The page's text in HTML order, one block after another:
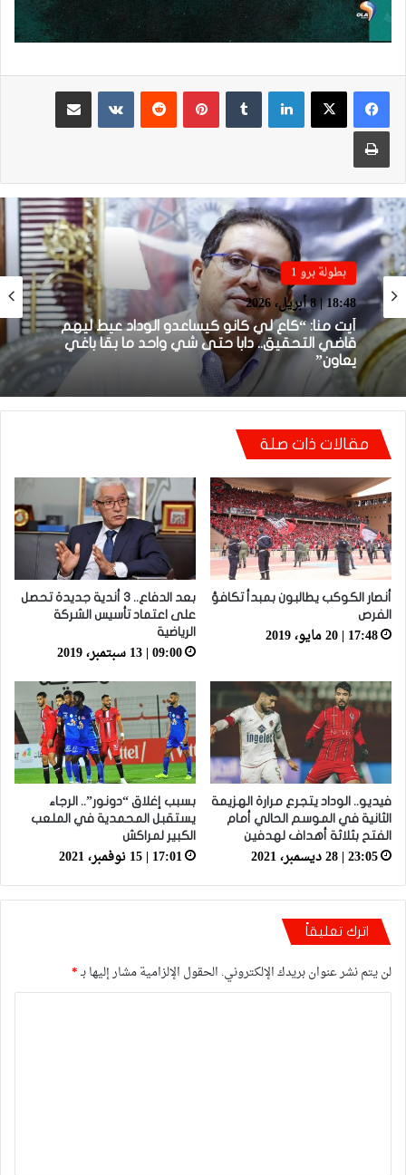
لينكدإن بينتيريست
مشاركة عبر البريد
طباعة
بطولة برو 1
18:48 | 8 أبريل، 2026
أيت منا: “كاع لي كانو كيساعدو الوداد عيط ليهم
قاضي التحقيق.. دابا حتى شي واحد ما بقا باغي
بطولة برو 1
22:23 | 6 أبريل، 2026
توالي النتائج السلبية يلاحق الوداد الرياضي بعد
تعادل جديد أمام الدفاع الحسني الجديدي
مقالات ذات صلة
أنصار الكوكب يطالبون بمبدأ تكافؤ
الفرص
17:48 | 20 مايو، 2019
بعد الدفاع.. 3 أندية جديدة تحصل
على اعتماد تأسيس الشركة
الرياضية
09:00 | 13 سبتمبر، 2019
فيديو.. الوداد يتجرع مرارة الهزيمة
الثانية في الموسم الحالي أمام
الفتح بثلاثة أهداف لهدفين
23:05 | 28 ديسمبر، 2021
بسبب إغلاق “دونور”.. الرجاء
يستقبل المحمدية في الملعب
الكبير لمراكش
17:01 | 15 نوفمبر، 2021
اترك تعليقاً
لن يتم نشر عنوان بريدك الإلكتروني. الحقول الإلزامية مشار إليها بـ*